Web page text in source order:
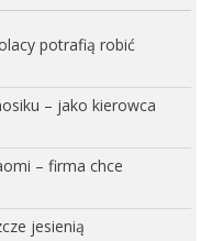
potrafią robić
– jako kierowca
– firma chce
jesienią